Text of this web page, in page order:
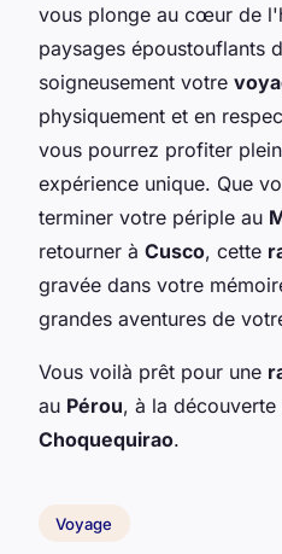
vous plonge au cœur de
paysages époustouflants
soigneusement votre
physiquement et en
vous pourrez profiter
expérience unique. Que
terminer votre périple au
retourner à Cusco, cette
gravée dans votre
grandes aventures de
Vous voilà prêt pour une
au Pérou, à la
Choquequirao.
Voyage